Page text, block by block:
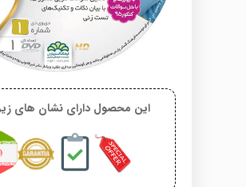
این محصول دارای نشان های